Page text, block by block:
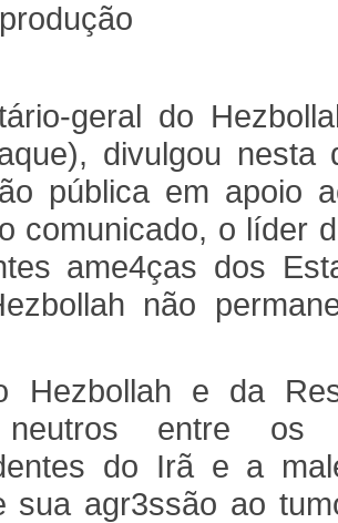
geral do
divulgou nesta
pública em apoio
comunicado, o líder
ame4ças dos
não
Hezbollah e da
neutros entre os
do Irã e a
sua agr3ssão ao